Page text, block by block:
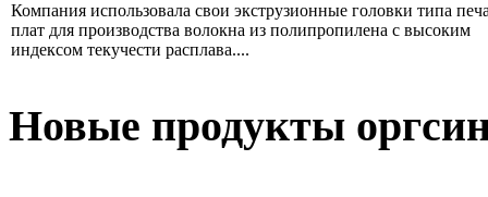
Компания использовала свои экструзионные головки типа
плат для производства волокна из полипропилена с высоким
индексом текучести расплава....
Новые продукты